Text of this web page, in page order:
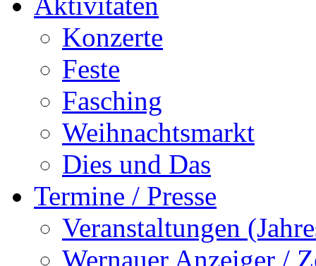
Konzerte
Feste
Fasching
Weihnachtsmarkt
Dies und Das
Termine / Presse
Veranstaltungen
Wernauer Anzeiger /